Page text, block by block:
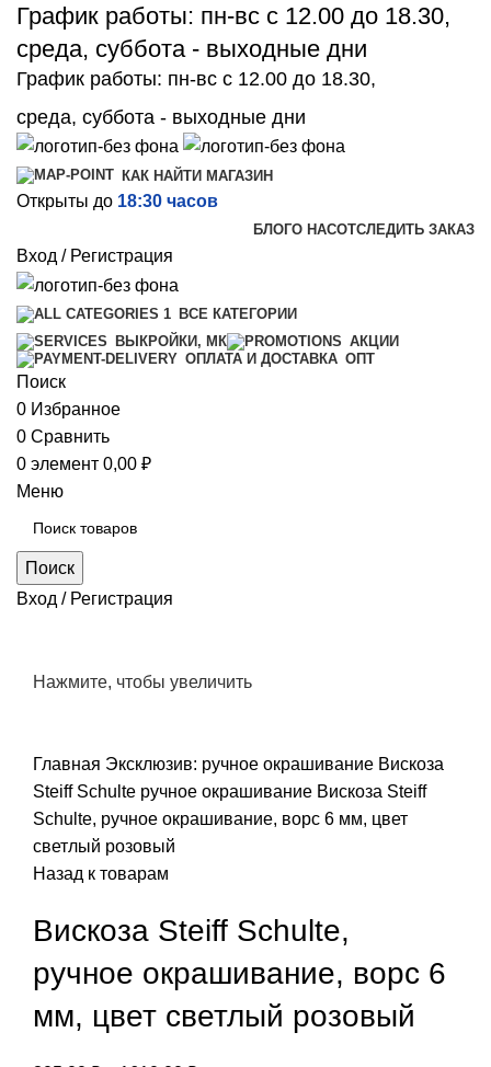
График работы: пн-вс с 12.00 до 18.30,
среда, суббота - выходные дни
График работы: пн-вс с 12.00 до 18.30,
среда, суббота - выходные дни
КАК НАЙТИ МАГАЗИН
Открыты до 18:30 часов
БЛОГО НАСОТСЛЕДИТЬ ЗАКАЗ
Вход / Регистрация
ВСЕ КАТЕГОРИИ
ВЫКРОЙКИ, МК
АКЦИИ
ОПЛАТА И ДОСТАВКА ОПТ
Поиск
0 Избранное
0 Сравнить
0 элемент 0,00 ₽
Меню
Поиск
Вход / Регистрация
Нажмите, чтобы увеличить
Главная Эксклюзив: ручное окрашивание Вискоза
Steiff Schulte ручное окрашивание Вискоза Steiff
Schulte, ручное окрашивание, ворс 6 мм, цвет
светлый розовый
Назад к товарам
Вискоза Steiff Schulte,
ручное окрашивание, ворс 6
мм, цвет светлый розовый